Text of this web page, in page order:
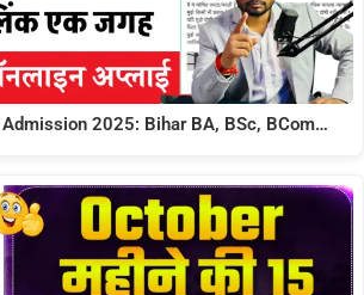
Admission 2025: Bihar BA, BSc, BCom…